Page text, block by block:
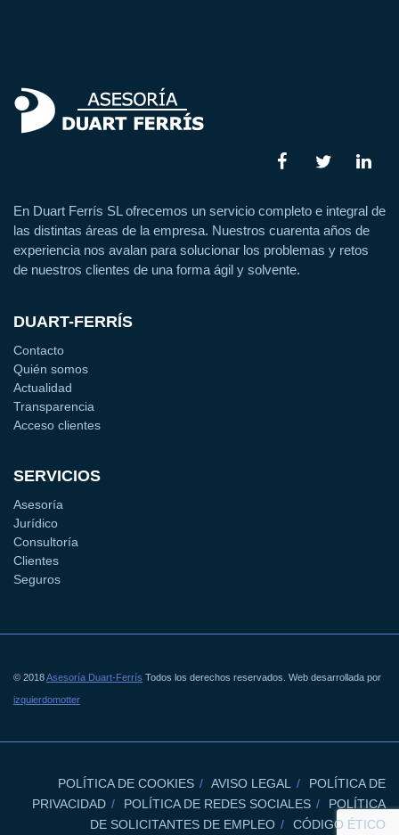
En Duart Ferrís SL ofrecemos un servicio completo e integral de
las distintas áreas de la empresa. Nuestros cuarenta años de
experiencia nos avalan para solucionar los problemas y retos
de nuestros clientes de una forma ágil y solvente.
DUART-FERRÍS
Contacto
Quién somos
Actualidad
Transparencia
Acceso clientes
SERVICIOS
Asesoría
Jurídico
Consultoría
Clientes
Seguros
© 2018Asesoría Duart-Ferrís Todos los derechos reservados. Web desarrollada por
izquierdomotter
POLÍTICA DE COOKIES AVISO LEGAL
POLÍTICA DE
PRIVACIDAD
POLÍTICA DE REDES SOCIALES
POLÍTICA
DE SOLICITANTES DE EMPLEO
CÓDIGO ÉTICO